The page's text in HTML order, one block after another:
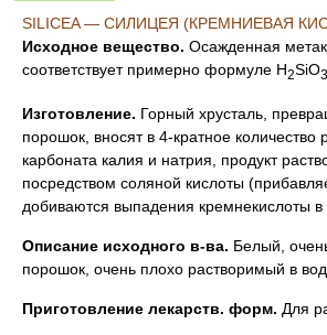
SILICEA — СИЛИЦЕЯ (КРЕМНИЕВАЯ
Исходное вещество. Осажденная
соответствует примерно формуле H2SiО3
Изготовление. Горный хрусталь,
порошок, вносят в 4-кратное количество
карбоната калия и натрия, продукт
посредством соляной кислоты
добиваются выпадения кремнекислоты в
Описание исходного в-ва. Белый,
порошок, очень плохо растворимый в
Приготовление лекарств. форм. Для